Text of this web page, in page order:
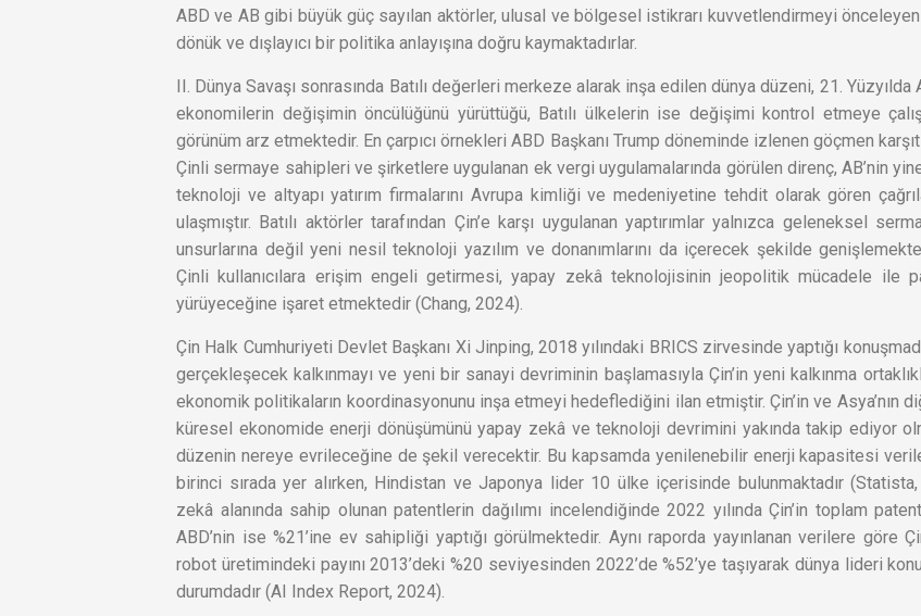
ABD ve AB gibi büyük güç sayılan aktörler, ulusal ve bölgesel istikrarı kuvvetlendirmeyi
dönük ve dışlayıcı bir politika anlayışına doğru kaymaktadırlar.
II. Dünya Savaşı sonrasında Batılı değerleri merkeze alarak inşa edilen dünya düzeni, 21.
ekonomilerin değişimin öncülüğünü yürüttüğü, Batılı ülkelerin ise değişimi kontrol etmeye
görünüm arz etmektedir. En çarpıcı örnekleri ABD Başkanı Trump döneminde izlenen göçmen
Çinli sermaye sahipleri ve şirketlere uygulanan ek vergi uygulamalarında görülen direnç, AB’nin
teknoloji ve altyapı yatırım firmalarını Avrupa kimliği ve medeniyetine tehdit olarak gören
ulaşmıştır. Batılı aktörler tarafından Çin’e karşı uygulanan yaptırımlar yalnızca geleneksel
unsurlarına değil yeni nesil teknoloji yazılım ve donanımlarını da içerecek şekilde
Çinli kullanıcılara erişim engeli getirmesi, yapay zekâ teknolojisinin jeopolitik mücadele ile
yürüyeceğine işaret etmektedir (Chang, 2024).
Çin Halk Cumhuriyeti Devlet Başkanı Xi Jinping, 2018 yılındaki BRICS zirvesinde yaptığı
gerçekleşecek kalkınmayı ve yeni bir sanayi devriminin başlamasıyla Çin’in yeni kalkınma
ekonomik politikaların koordinasyonunu inşa etmeyi hedeflediğini ilan etmiştir. Çin’in ve Asya’nın
küresel ekonomide enerji dönüşümünü yapay zekâ ve teknoloji devrimini yakında takip ediyor
düzenin nereye evrileceğine de şekil verecektir. Bu kapsamda yenilenebilir enerji kapasitesi
birinci sırada yer alırken, Hindistan ve Japonya lider 10 ülke içerisinde bulunmaktadır
zekâ alanında sahip olunan patentlerin dağılımı incelendiğinde 2022 yılında Çin’in toplam
ABD’nin ise %21’ine ev sahipliği yaptığı görülmektedir. Aynı raporda yayınlanan verilere göre
robot üretimindeki payını 2013’deki %20 seviyesinden 2022’de %52’ye taşıyarak dünya lideri
durumdadır (AI Index Report, 2024).